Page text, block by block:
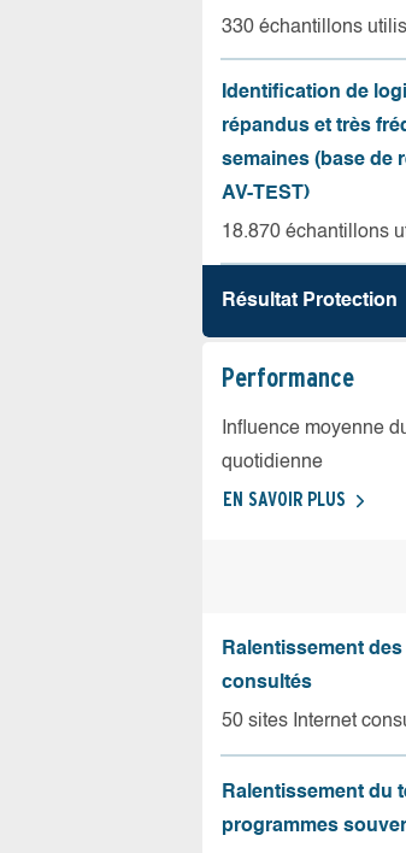
330 échantillons
Identification de
répandus et très
semaines (base de
AV-TEST)
18.870 échantillons
Résultat Protection
Performance
Influence moyenne
quotidienne
EN SAVOIR PLUS
Ralentissement
consultés
50 sites Internet
Ralentissement du
programmes